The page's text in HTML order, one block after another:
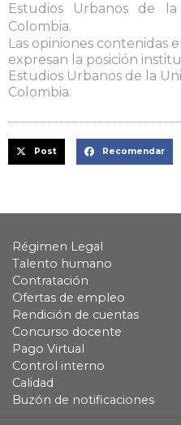
Estudios Urbanos de
Colombia.
Las opiniones contenidas
expresan la posición
Estudios Urbanos de la
Colombia.
Post Recomendar
Régimen Legal
Talento humano
Contratación
Ofertas de empleo
Rendición de cuentas
Concurso docente
Pago Virtual
Control interno
Calidad
Buzón de notificaciones